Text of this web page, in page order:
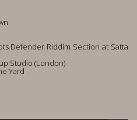
Defender Riddim Section at Satta
Studio (London)
Yard